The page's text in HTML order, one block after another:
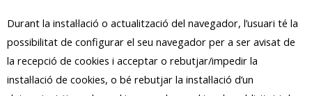
Durant la instal·lació o actualització del navegador, l’usuari té la
possibilitat de configurar el seu navegador per a ser avisat de
la recepció de cookies i acceptar o rebutjar/impedir la
instal·lació de cookies, o bé rebutjar la instal·lació d’un